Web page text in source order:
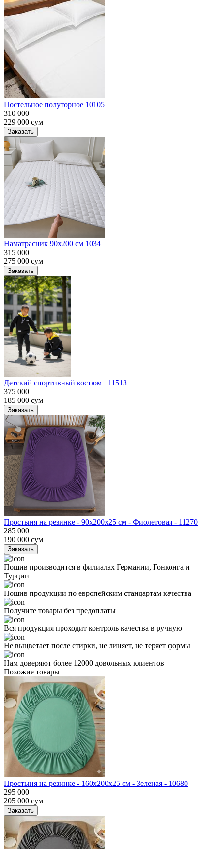
Постельное полуторное 10105
310 000
229 000 сум
Заказать
Наматрасник 90х200 см 1034
315 000
275 000 сум
Заказать
Детский спортивный костюм - 11513
375 000
185 000 сум
Заказать
Простыня на резинке - 90x200x25 cм - Фиолетовая - 11270
285 000
190 000 сум
Заказать
Пошив производится в филиалах Германии, Гонконга и
Турции
Пошив продукции по европейским стандартам качества
Получите товары без предоплаты
Вся продукция проходит контроль качества в ручную
Не выцветает после стирки, не линяет, не теряет формы
Нам доверяют более 12000 довольных клиентов
Похожие товары
Простыня на резинке - 160x200x25 cм - Зеленая - 10680
295 000
205 000 сум
Заказать